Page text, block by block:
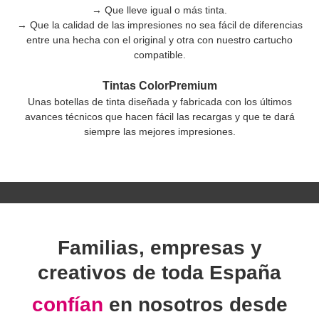
→ Que lleve igual o más tinta.
→ Que la calidad de las impresiones no sea fácil de diferencias
entre una hecha con el original y otra con nuestro cartucho
compatible.
Tintas ColorPremium
Unas botellas de tinta diseñada y fabricada con los últimos
avances técnicos que hacen fácil las recargas y que te dará
siempre las mejores impresiones.
Familias, empresas y
creativos de toda España
confían en nosotros desde